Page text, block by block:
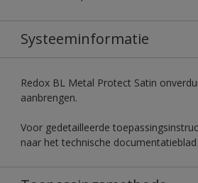
Systeeminformatie
Redox BL Metal Protect Satin
aanbrengen.
Voor gedetailleerde
naar het technische